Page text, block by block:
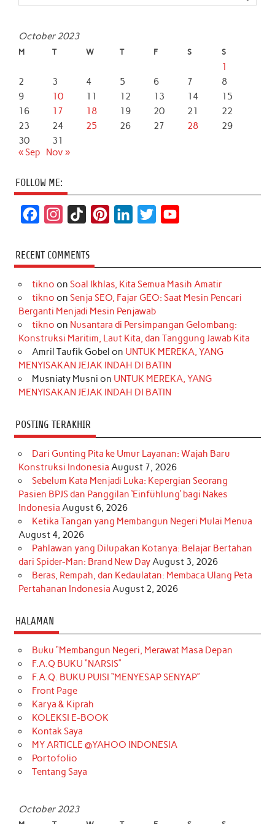
October 2023
M T W T F S S
1
2
3 4 5 6 7
8
9
10 11 12 13 14
15
16
17 18 19 20 21
22
23
24 25 26 27 28
29
30
31
« Sep
Nov »
FOLLOW ME:
c
e
b
o
k
s
t
a
r
a
m
k
T
o
k
t
e
r
e
s
t
k
e
d
I
n
t
t
r
T
u
e
RECENT COMMENTS
tikno on Soal Ikhlas, Kita Semua Masih Amatir
tikno on Senja SEO, Fajar GEO: Saat Mesin Pencari
Berganti Menjadi Mesin Penjawab
tikno on Nusantara di Persimpangan Gelombang:
Konstruksi Maritim, Laut Kita, dan Tanggung Jawab Kita
Amril Taufik Gobel on UNTUK MEREKA, YANG
MENYISAKAN JEJAK INDAH DI BATIN
Musniaty Musni on UNTUK MEREKA, YANG
MENYISAKAN JEJAK INDAH DI BATIN
POSTING TERAKHIR
Dari Gunting Pita ke Umur Layanan: Wajah Baru
Konstruksi Indonesia August 7, 2026
Sebelum Kata Menjadi Luka: Kepergian Seorang
Pasien BPJS dan Panggilan ‘Einfühlung’ bagi Nakes
Indonesia August 6, 2026
Ketika Tangan yang Membangun Negeri Mulai Menua
August 4, 2026
Pahlawan yang Dilupakan Kotanya: Belajar Bertahan
dari Spider-Man: Brand New DayAugust 3, 2026
Beras, Rempah, dan Kedaulatan: Membaca Ulang Peta
Pertahanan Indonesia August 2, 2026
HALAMAN
Buku “Membangun Negeri, Merawat Masa Depan
F.A.Q BUKU “NARSIS”
F.A.Q. BUKU PUISI “MENYESAP SENYAP”
Front Page
Karya & Kiprah
KOLEKSI E-BOOK
Kontak Saya
MY ARTICLE @YAHOO INDONESIA
Portofolio
Tentang Saya
October 2023